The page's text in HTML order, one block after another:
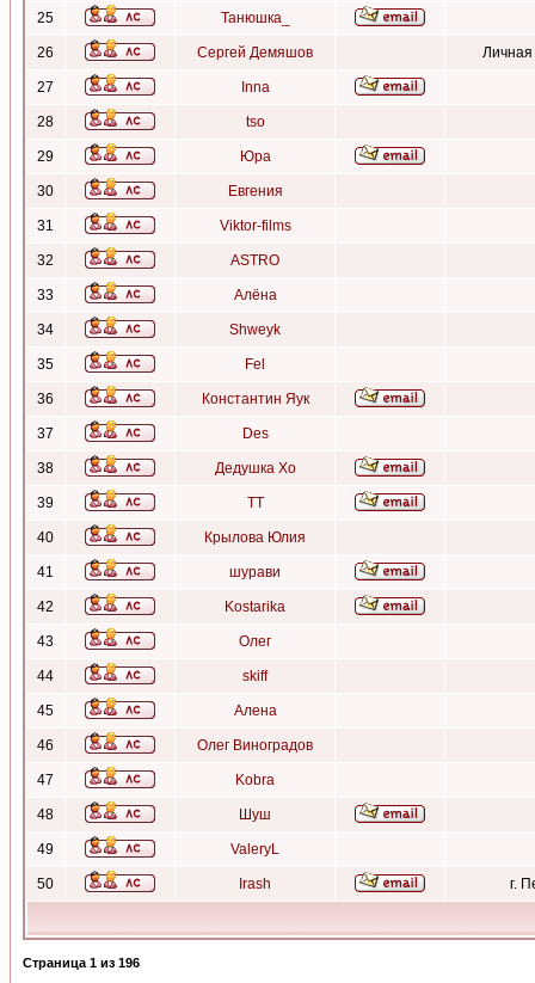
25 Танюшка_
26 Сергей Демяшов Личная
27 Inna
28 tso
29 Юра
30 Евгения
31 Viktor-films
32 ASTRO
33 Алёна
34 Shweyk
35 Fel
36 Константин Яук
37 Des
38 Дедушка Хо
39 ТТ
40 Крылова Юлия
41 шурави
42 Kostarika
43 Олег
44 skiff
45 Алена
46 Олег Виноградов
47 Kobra
48 Шуш
49 ValeryL
50 Irash г.
Страница 1 из 196